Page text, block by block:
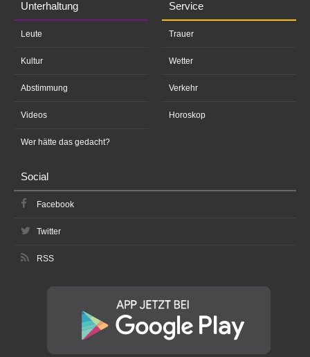
Unterhaltung
Leute
Kultur
Abstimmung
Videos
Wer hätte das gedacht?
Service
Trauer
Wetter
Verkehr
Horoskop
Social
Facebook
Twitter
RSS